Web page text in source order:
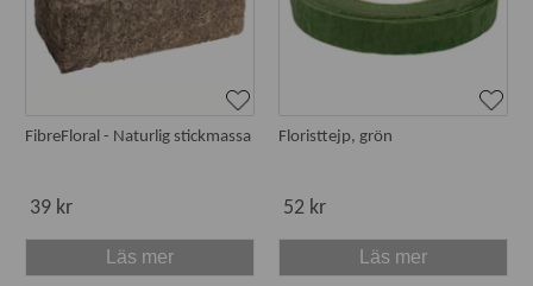
FibreFloral - Naturlig stickmassa
39 kr
Läs mer
Floristtejp, grön
52 kr
Läs mer